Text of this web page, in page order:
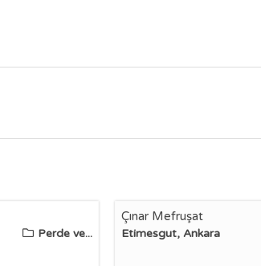
Perde ve...
Çınar Mefruşat
Etimesgut, Ankara